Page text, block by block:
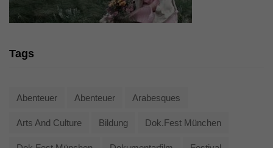
Tags
Abenteuer Abenteuer Arabesques
Arts And Culture Bildung Dok.fest München